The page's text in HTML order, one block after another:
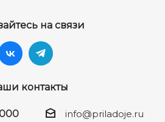
на связи
контакты
info@priladoje.ru